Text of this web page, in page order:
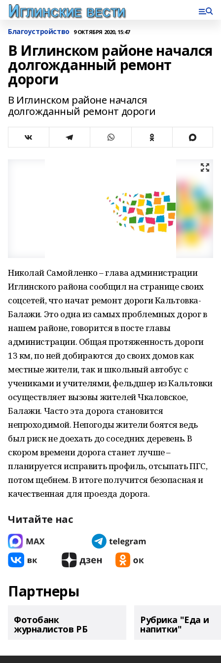
Благоустройство 9 ОКТЯБРЯ 2020, 15:47
В Иглинском районе начался
долгожданный ремонт
дороги
В Иглинском районе начался
долгожданный ремонт дороги
Николай Самойленко – глава администрации
Иглинского района сообщил на странице своих
соцсетей, что начат ремонт дороги Кальтовка-
Балажи. Это одна из самых проблемных дорог в
нашем районе, говорится в посте главы
администрации. Общая протяженность дороги
13 км, по ней добираются до своих домов как
местные жители, так и школьный автобус с
учениками и учителями, фельдшер из Кальтовки
осуществляет вызовы жителей Чкаловское,
Балажи. Часто эта дорога становится
непроходимой. Непогоды жители боятся ведь
был риск не доехать до соседних деревень. В
скором времени дорога станет лучше –
планируется исправить профиль, отсыпать ПГС,
потом щебнем. В итоге получится безопасная и
качественная для проезда дорога.
Читайте нас
Партнеры
Фотобанк
журналистов РБ
Рубрика "Еда и
напитки"